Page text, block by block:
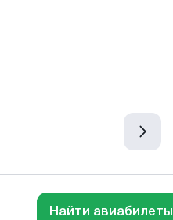
Найти авиабилеты